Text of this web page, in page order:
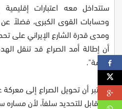
ستتداخل معه اعتبارات
وحسابات القوى الكبرى، فضلاً
ومدى قدرة الشارع الإيراني على
أن إطالة أمد الصراع قد تنقل
الأزمة".
واعتبر أن تحويل الصراع إلى
غير قابل للتحديد سلفاً، لأن